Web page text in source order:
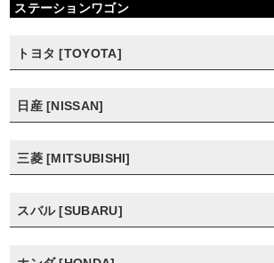
ステーションワゴン
トヨタ [TOYOTA]
日産 [NISSAN]
三菱 [MITSUBISHI]
スバル [SUBARU]